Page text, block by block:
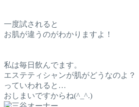
一度試されると
お肌が違うのがわかりますよ！
私は毎日飲んでます。
エステティシャンが肌がどうなのよ？
っていわれると…
おしまいですからね(^_^.)